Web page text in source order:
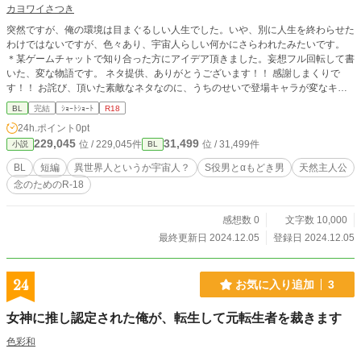
カヨワイさつき
突然ですが、俺の環境は目まぐるしい人生でした。いや、別に人生を終わらせた
わけではないですが、色々あり、宇宙人らしい何かにさらわれたみたいです。
＊某ゲームチャットで知り合った方にアイデア頂きました。妄想フル回転して書
いた、変な物語です。 ネタ提供、ありがとうございます！！ 感謝しまくりで
す！！ お詫び、頂いた素敵なネタなのに、うちのせいで登場キャラが変なキャ
ラになりました。 申し訳ございませんm(_ _)mぺこ
BL 完結 ｼｮｰﾄｼｮｰﾄ R18
24h.ポイント 0pt
小説 229,045 位 / 229,045件 BL 31,499 位 / 31,499件
BL 短編 異世界人というか宇宙人？ S役男とαもどき男
天然主人公
念のためのR-18
感想数 0
文字数 10,000
最終更新日 2024.12.05
登録日 2024.12.05
24 お気に入り追加 3
女神に推し認定された俺が、転生して元転生者を裁きます
色彩和